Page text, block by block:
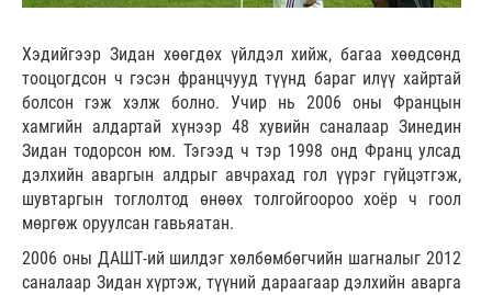
Хэдийгээр Зидан хөөгдөх үйлдэл хийж, багаа хөөдсөнд
тооцогдсон ч гэсэн францчууд түүнд бараг илүү хайртай
болсон гэж хэлж болно. Учир нь 2006 оны Францын
хамгийн алдартай хүнээр 48 хувийн саналаар Зинедин
Зидан тодорсон юм. Тэгээд ч тэр 1998 онд Франц улсад
дэлхийн аваргын алдрыг авчрахад гол үүрэг гүйцэтгэж,
шувтаргын тоглолтод өнөөх толгойгоороо хоёр ч гоол
мөргөж оруулсан гавьяатан.
2006 оны ДАШТ-ий шилдэг хөлбөмбөгчийн шагналыг 2012
саналаар Зидан хүртэж, түүний дараагаар дэлхийн аварга